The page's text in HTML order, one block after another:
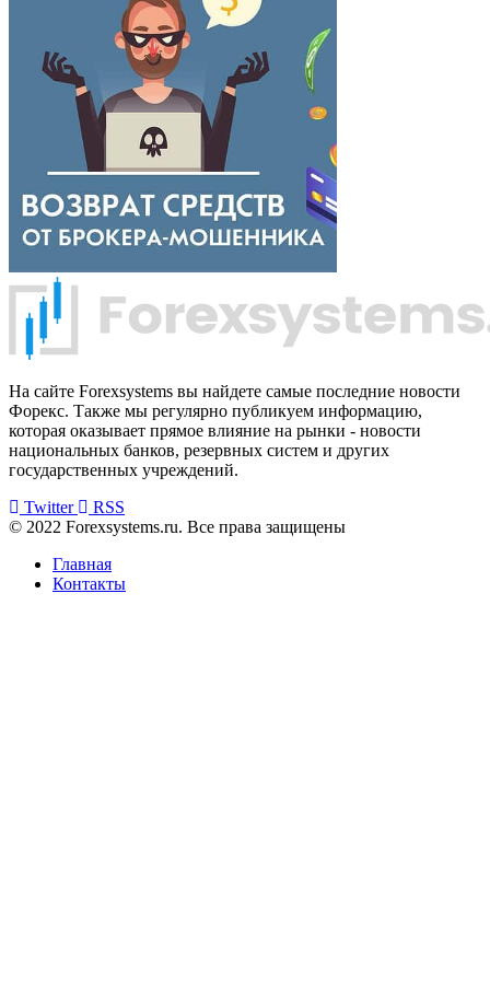
На сайте Forexsystems вы найдете самые последние новости
Форекс. Также мы регулярно публикуем информацию,
которая оказывает прямое влияние на рынки - новости
национальных банков, резервных систем и других
государственных учреждений.
Twitter
RSS
© 2022 Forexsystems.ru. Все права защищены
Главная
Контакты